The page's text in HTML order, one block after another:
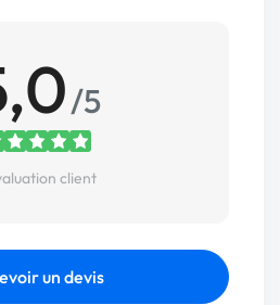
/5
client
un devis